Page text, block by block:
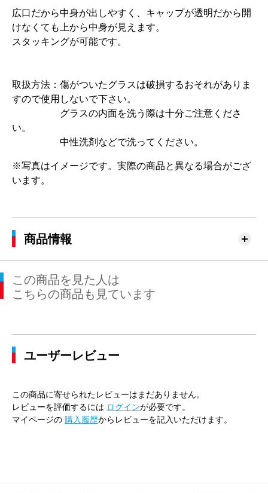
広口だから中身が出しやすく、キャップが透明だから開
けなくても上から中身が見えます。
スタッキングが可能です。
取扱方法：傷がついたグラスは破損するおそれがありま
すので使用しないで下さい。
グラスの内面を洗う際は十分ご注意くださ
い。
中性洗剤などで洗ってください。
※写真はイメージです。実際の商品と異なる場合がござ
います。
商品情報
この商品を見た人は
こちらの商品も見ています
ユーザーレビュー
この商品に寄せられたレビューはまだありません。
レビューを評価するには ログインが必要です。
マイページの 購入履歴からレビューを記入いただけます。